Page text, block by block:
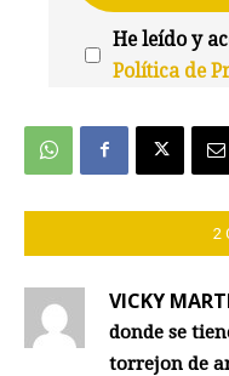
He leído y
Política de
2
VICKY
donde se
torrejon de